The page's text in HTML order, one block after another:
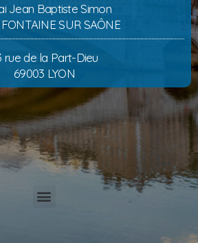
Jean Baptiste Simon
SUR SAÔNE
rue de la Part-Dieu
69003 LYON